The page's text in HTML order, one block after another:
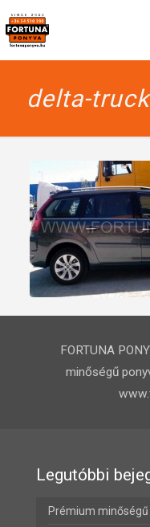
delta-truck
FORTUNA
minőségű
Legutóbbi
Prémium